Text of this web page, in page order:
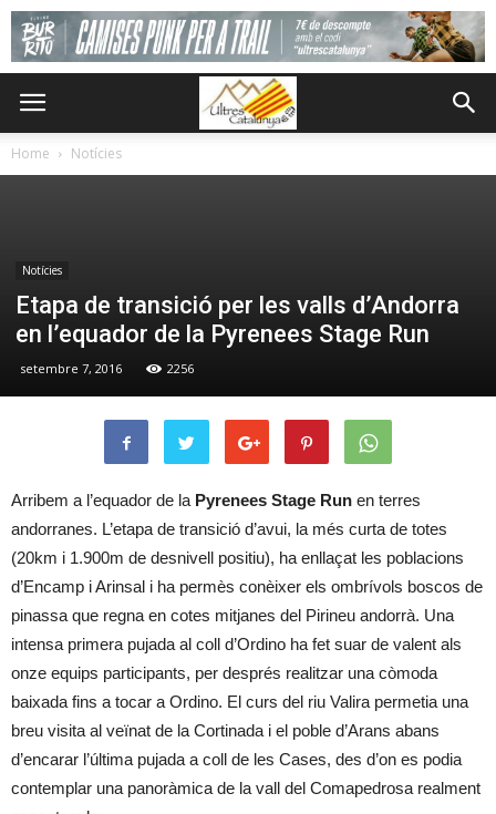
Home Notícies
Notícies
Etapa de transició per les valls d’Andorra
en l’equador de la Pyrenees Stage Run
setembre 7, 2016 2256
Arribem a l’equador de la Pyrenees Stage Run en terres
andorranes. L’etapa de transició d’avui, la més curta de totes
(20km i 1.900m de desnivell positiu), ha enllaçat les poblacions
d’Encamp i Arinsal i ha permès conèixer els ombrívols boscos de
pinassa que regna en cotes mitjanes del Pirineu andorrà. Una
intensa primera pujada al coll d’Ordino ha fet suar de valent als
onze equips participants, per després realitzar una còmoda
baixada fins a tocar a Ordino. El curs del riu Valira permetia una
breu visita al veïnat de la Cortinada i el poble d’Arans abans
d’encarar l’última pujada a coll de les Cases, des d’on es podia
contemplar una panoràmica de la vall del Comapedrosa realment